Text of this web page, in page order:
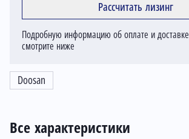
Doosan
Рассчитать лизинг
Подробную информацию об оплате и доставке
смотрите ниже
Все характеристики